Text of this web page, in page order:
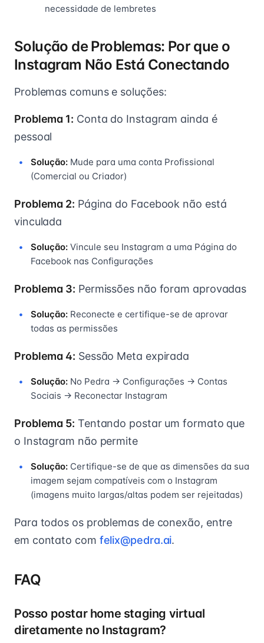
necessidade de lembretes
Solução de Problemas: Por que o
Instagram Não Está Conectando
Problemas comuns e soluções:
Problema 1: Conta do Instagram ainda é
pessoal
Solução: Mude para uma conta Profissional
(Comercial ou Criador)
Problema 2: Página do Facebook não está
vinculada
Solução: Vincule seu Instagram a uma Página do
Facebook nas Configurações
Problema 3: Permissões não foram aprovadas
Solução: Reconecte e certifique-se de aprovar
todas as permissões
Problema 4: Sessão Meta expirada
Solução: No Pedra → Configurações → Contas
Sociais → Reconectar Instagram
Problema 5: Tentando postar um formato que
o Instagram não permite
Solução: Certifique-se de que as dimensões da sua
imagem sejam compatíveis com o Instagram
(imagens muito largas/altas podem ser rejeitadas)
Para todos os problemas de conexão, entre
em contato com felix@pedra.ai.
FAQ
Posso postar home staging virtual
diretamente no Instagram?